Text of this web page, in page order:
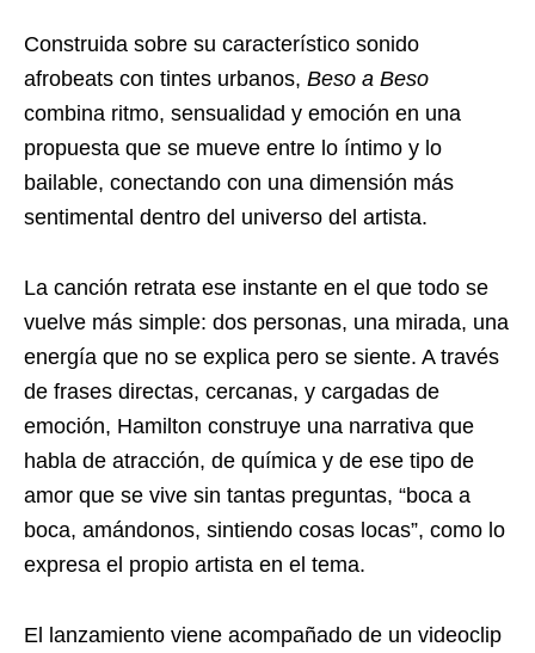
Construida sobre su característico sonido
afrobeats con tintes urbanos, Beso a Beso
combina ritmo, sensualidad y emoción en una
propuesta que se mueve entre lo íntimo y lo
bailable, conectando con una dimensión más
sentimental dentro del universo del artista.
La canción retrata ese instante en el que todo se
vuelve más simple: dos personas, una mirada, una
energía que no se explica pero se siente. A través
de frases directas, cercanas, y cargadas de
emoción, Hamilton construye una narrativa que
habla de atracción, de química y de ese tipo de
amor que se vive sin tantas preguntas, “boca a
boca, amándonos, sintiendo cosas locas”, como lo
expresa el propio artista en el tema.
El lanzamiento viene acompañado de un videoclip